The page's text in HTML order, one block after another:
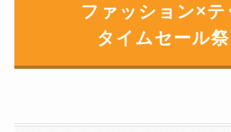
ファッション×テ
タイムセール祭